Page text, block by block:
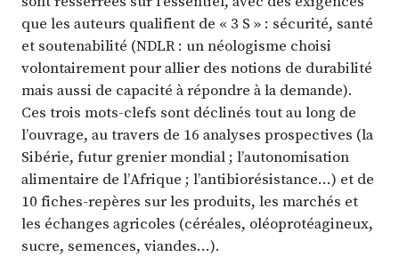
que les auteurs qualifient de « 3 S » : sécurité, santé
et soutenabilité (NDLR : un néologisme choisi
volontairement pour allier des notions de durabilité
mais aussi de capacité à répondre à la demande).
Ces trois mots-clefs sont déclinés tout au long de
l’ouvrage, au travers de 16 analyses prospectives (la
Sibérie, futur grenier mondial ; l’autonomisation
alimentaire de l’Afrique ; l’antibiorésistance…) et de
10 fiches-repères sur les produits, les marchés et
les échanges agricoles (céréales, oléoprotéagineux,
sucre, semences, viandes…).